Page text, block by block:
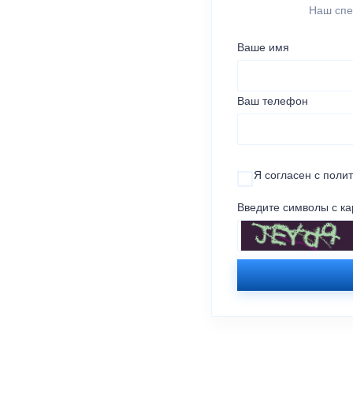
Наш
Ваше имя
Ваш телефон
Я согласен с
Введите символы с